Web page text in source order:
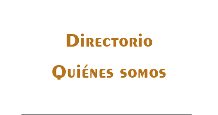
Directorio
Quiénes somos